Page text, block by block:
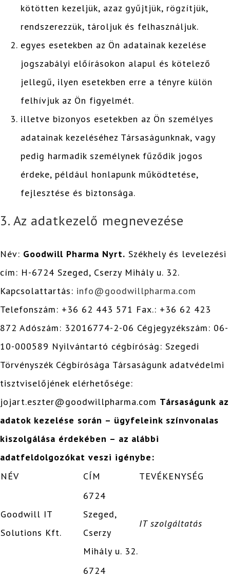
kötötten kezeljük, azaz gyűjtjük, rögzítjük,
rendszerezzük, tároljuk és felhasználjuk.
egyes esetekben az Ön adatainak kezelése
jogszabályi előírásokon alapul és kötelező
jellegű, ilyen esetekben erre a tényre külön
felhívjuk az Ön figyelmét.
illetve bizonyos esetekben az Ön személyes
adatainak kezeléséhez Társaságunknak, vagy
pedig harmadik személynek fűződik jogos
érdeke, például honlapunk működtetése,
fejlesztése és biztonsága.
3. Az adatkezelő megnevezése
Név: Goodwill Pharma Nyrt. Székhely és levelezési
cím: H-6724 Szeged, Cserzy Mihály u. 32.
Kapcsolattartás: info@goodwillpharma.com
Telefonszám: +36 62 443 571 Fax.: +36 62 423
872 Adószám: 32016774-2-06 Cégjegyzékszám: 06-
10-000589 Nyilvántartó cégbíróság: Szegedi
Törvényszék Cégbírósága Társaságunk adatvédelmi
tisztviselőjének elérhetősége:
jojart.eszter@goodwillpharma.com Társaságunk az
adatok kezelése során – ügyfeleink színvonalas
kiszolgálása érdekében – az alábbi
adatfeldolgozókat veszi igénybe:
NÉV
CÍM TEVÉKENYSÉG
Goodwill IT
Solutions Kft.
6724
Szeged,
Cserzy
Mihály u. 32.
IT szolgáltatás
6724